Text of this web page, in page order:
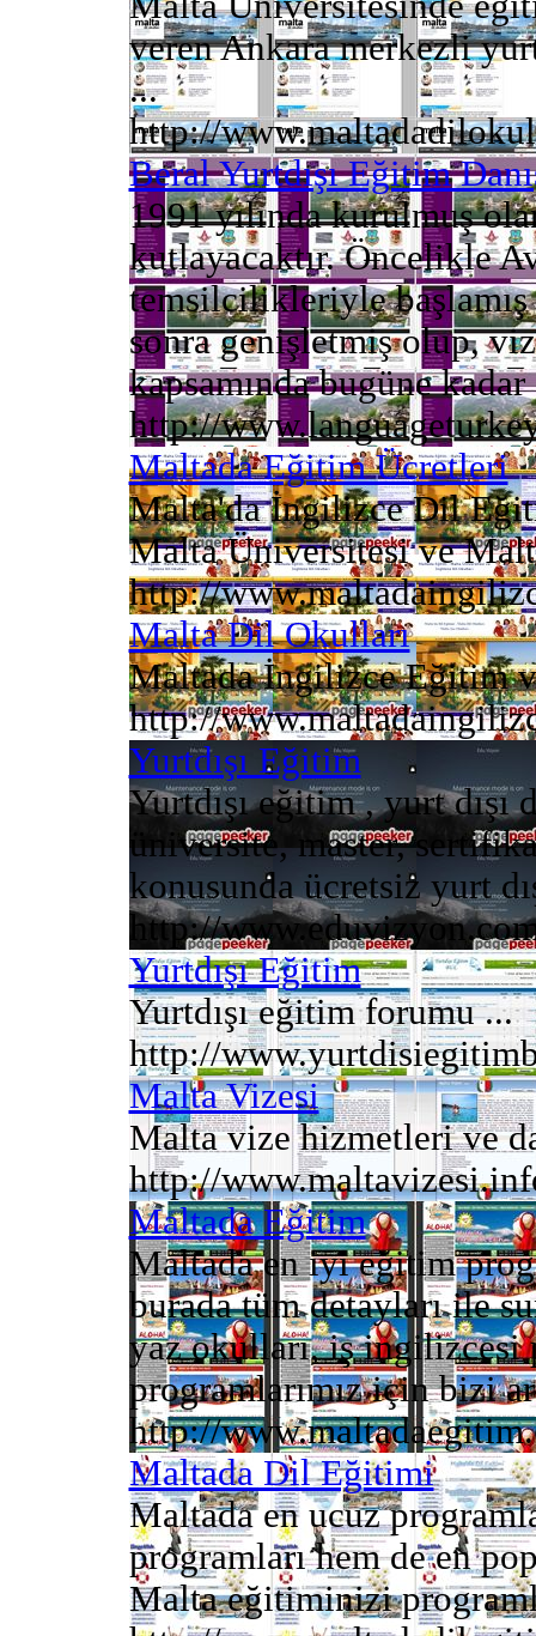
veren Ankara merkezli
...
http://
Beral Yurtdışı Eğitim
1991 yılında kurulmuş
kutlayacaktır. Öncelikle
temsilcilikleriyle başlamış
sonra genişletmiş olup,
kapsamında bugüne kadar
http://
Maltada Eğitim Ücretleri
Malta'da İngilizce Dil
Malta Üniversitesi ve
http://
Malta Dil Okulları
Maltada İngilizce Eğitim
http://
Yurtdışı Eğitim
Yurtdışı eğitim , yurt dışı
üniversite, master,
konusunda ücretsiz yurt
http://
Yurtdışı Eğitim
Yurtdışı eğitim forumu ...
http://
Malta Vizesi
Malta vize hizmetleri ve
http://
Maltada Eğitim
Maltada en iyi eğitim
burada tüm detayları ile
yaz okulları, iş ingilizcesi
programlarımız için bizi
http://
Maltada Dil Eğitimi
Maltada en ucuz
programları hem de en
Malta eğitiminizi